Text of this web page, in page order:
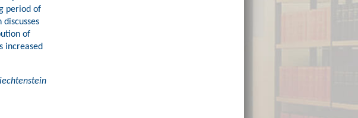
period of
of
increased